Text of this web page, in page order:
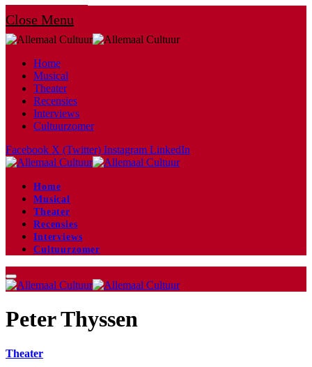
Close Menu
Home
Musical
Theater
Recensies
Interviews
Cultuurzomer
Facebook X (Twitter) Instagram LinkedIn
Home
Musical
Theater
Recensies
Interviews
Cultuurzomer
Peter Thyssen
Theater